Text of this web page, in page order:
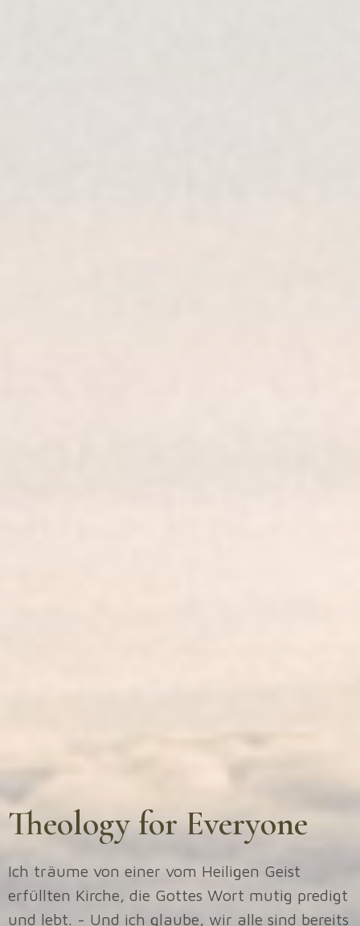
Theology for Everyone
Ich träume von einer vom Heiligen Geist
erfüllten Kirche, die Gottes Wort mutig predigt
und lebt. - Und ich glaube, wir alle sind bereits